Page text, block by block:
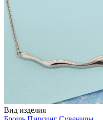
Вид изделия